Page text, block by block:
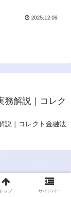
2025.12.06
務解説｜コレク
説｜コレクト金融法
トップ サイドバー